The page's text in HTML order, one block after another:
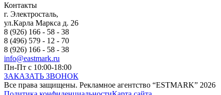
Контакты
г. Электросталь,
ул.Карла Маркса д. 26
8 (926) 166 - 58 - 38
8 (496) 579 - 12 - 70
8 (926) 166 - 58 - 38
info@eastmark.ru
Пн-Пт с 10:00-18:00
ЗАКАЗАТЬ ЗВОНОК
Все права защищены. Рекламное агентство “ESTMARK” 2026